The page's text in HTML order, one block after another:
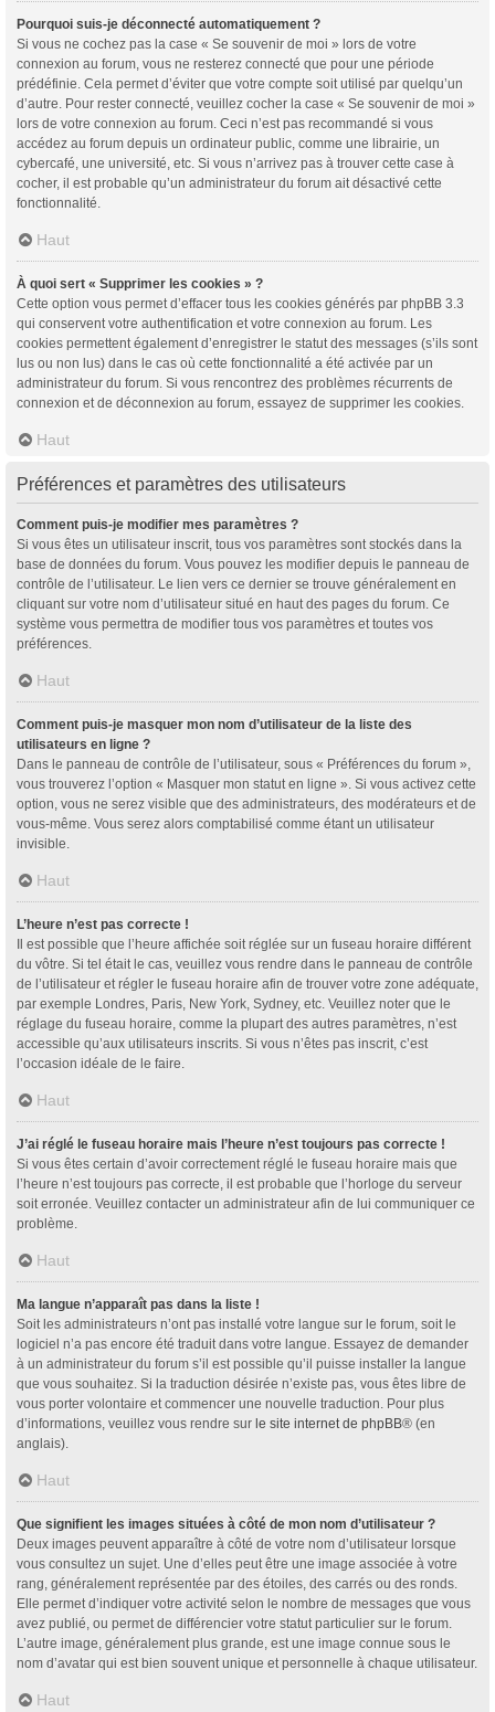
Pourquoi suis-je déconnecté automatiquement ?
Si vous ne cochez pas la case « Se souvenir de moi » lors de votre
connexion au forum, vous ne resterez connecté que pour une période
prédéfinie. Cela permet d’éviter que votre compte soit utilisé par quelqu’un
d’autre. Pour rester connecté, veuillez cocher la case « Se souvenir de moi »
lors de votre connexion au forum. Ceci n’est pas recommandé si vous
accédez au forum depuis un ordinateur public, comme une librairie, un
cybercafé, une université, etc. Si vous n’arrivez pas à trouver cette case à
cocher, il est probable qu’un administrateur du forum ait désactivé cette
fonctionnalité.
Haut
À quoi sert « Supprimer les cookies » ?
Cette option vous permet d’effacer tous les cookies générés par phpBB 3.3
qui conservent votre authentification et votre connexion au forum. Les
cookies permettent également d’enregistrer le statut des messages (s’ils sont
lus ou non lus) dans le cas où cette fonctionnalité a été activée par un
administrateur du forum. Si vous rencontrez des problèmes récurrents de
connexion et de déconnexion au forum, essayez de supprimer les cookies.
Haut
Préférences et paramètres des utilisateurs
Comment puis-je modifier mes paramètres ?
Si vous êtes un utilisateur inscrit, tous vos paramètres sont stockés dans la
base de données du forum. Vous pouvez les modifier depuis le panneau de
contrôle de l’utilisateur. Le lien vers ce dernier se trouve généralement en
cliquant sur votre nom d’utilisateur situé en haut des pages du forum. Ce
système vous permettra de modifier tous vos paramètres et toutes vos
préférences.
Haut
Comment puis-je masquer mon nom d’utilisateur de la liste des
utilisateurs en ligne ?
Dans le panneau de contrôle de l’utilisateur, sous « Préférences du forum »,
vous trouverez l’option « Masquer mon statut en ligne ». Si vous activez cette
option, vous ne serez visible que des administrateurs, des modérateurs et de
vous-même. Vous serez alors comptabilisé comme étant un utilisateur
invisible.
Haut
L’heure n’est pas correcte !
Il est possible que l’heure affichée soit réglée sur un fuseau horaire différent
du vôtre. Si tel était le cas, veuillez vous rendre dans le panneau de contrôle
de l’utilisateur et régler le fuseau horaire afin de trouver votre zone adéquate,
par exemple Londres, Paris, New York, Sydney, etc. Veuillez noter que le
réglage du fuseau horaire, comme la plupart des autres paramètres, n’est
accessible qu’aux utilisateurs inscrits. Si vous n’êtes pas inscrit, c’est
l’occasion idéale de le faire.
Haut
J’ai réglé le fuseau horaire mais l’heure n’est toujours pas correcte !
Si vous êtes certain d’avoir correctement réglé le fuseau horaire mais que
l’heure n’est toujours pas correcte, il est probable que l’horloge du serveur
soit erronée. Veuillez contacter un administrateur afin de lui communiquer ce
problème.
Haut
Ma langue n’apparaît pas dans la liste !
Soit les administrateurs n’ont pas installé votre langue sur le forum, soit le
logiciel n’a pas encore été traduit dans votre langue. Essayez de demander
à un administrateur du forum s’il est possible qu’il puisse installer la langue
que vous souhaitez. Si la traduction désirée n’existe pas, vous êtes libre de
vous porter volontaire et commencer une nouvelle traduction. Pour plus
d’informations, veuillez vous rendre sur le site internet de phpBB® (en
anglais).
Haut
Que signifient les images situées à côté de mon nom d’utilisateur ?
Deux images peuvent apparaître à côté de votre nom d’utilisateur lorsque
vous consultez un sujet. Une d’elles peut être une image associée à votre
rang, généralement représentée par des étoiles, des carrés ou des ronds.
Elle permet d’indiquer votre activité selon le nombre de messages que vous
avez publié, ou permet de différencier votre statut particulier sur le forum.
L’autre image, généralement plus grande, est une image connue sous le
nom d’avatar qui est bien souvent unique et personnelle à chaque utilisateur.
Haut